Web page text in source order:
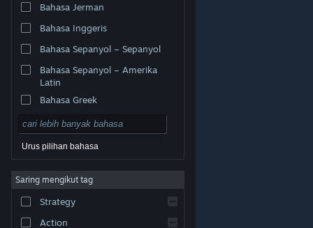
© Valve Corporation. Hak cipta terpelihara. Semua
tanda dagangan ialah hak milik pemilik masing-masing
Perundangan|Accessibility
Steam| Bayaran balik
Bahasa Jerman
Bahasa Inggeris
Bahasa Sepanyol – Sepanyol
Bahasa Sepanyol – Amerika
Latin
Bahasa Greek
Urus pilihan bahasa
Saring mengikut tag
Strategy
Action